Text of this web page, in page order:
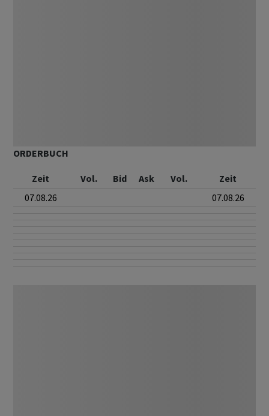
ORDERBUCH
Zeit Vol. Bid Ask Vol.
Zeit
07.08.26
07.08.26